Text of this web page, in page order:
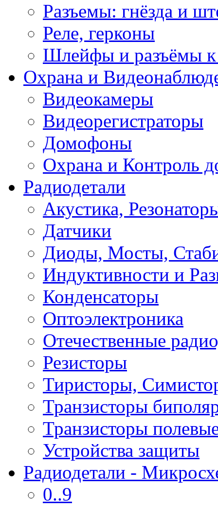
Разъемы: гнёзда и
Реле, герконы
Шлейфы и разъёмы
Охрана и
Видеокамеры
Видеорегистраторы
Домофоны
Охрана и Контроль
Радиодетали
Акустика,
Датчики
Диоды, Мосты,
Индуктивности и
Конденсаторы
Оптоэлектроника
Отечественные
Резисторы
Тиристоры,
Транзисторы
Транзисторы
Устройства защиты
Радиодетали -
0..9